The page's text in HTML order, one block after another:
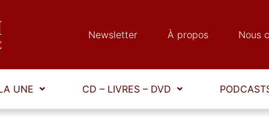
Newsletter À propos Nous
UNE CD – LIVRES – DVD